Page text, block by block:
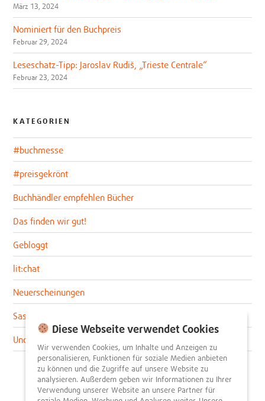
März 13, 2024
Nominiert für den Buchpreis
Februar 29, 2024
Leseschatz-Tipp: Jaroslav Rudiš, „Trieste Centrale“
Februar 23, 2024
KATEGORIEN
#buchmesse
#preisgekrönt
Buchhändler empfehlen Bücher
Das finden wir gut!
Gebloggt
lit:chat
Neuerscheinungen
Sascha im lit:blog
Uncategorized
Diese Webseite verwendet Cookies
Wir verwenden Cookies, um Inhalte und Anzeigen zu
personalisieren, Funktionen für soziale Medien anbieten
zu können und die Zugriffe auf unsere Website zu
analysieren. Außerdem geben wir Informationen zu Ihrer
Verwendung unserer Website an unsere Partner für